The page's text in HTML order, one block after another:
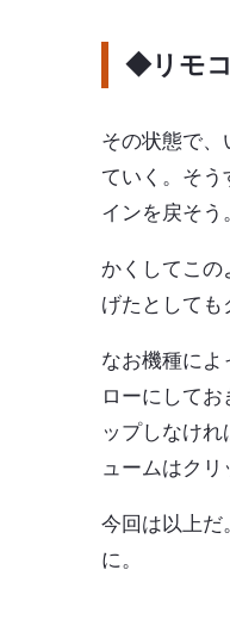
◆リモ
その状態で
ていく。そ
インを戻そう
かくしてこの
げたとしても
なお機種に
ローにして
ップしなけ
ュームはク
今回は以上だ
に。